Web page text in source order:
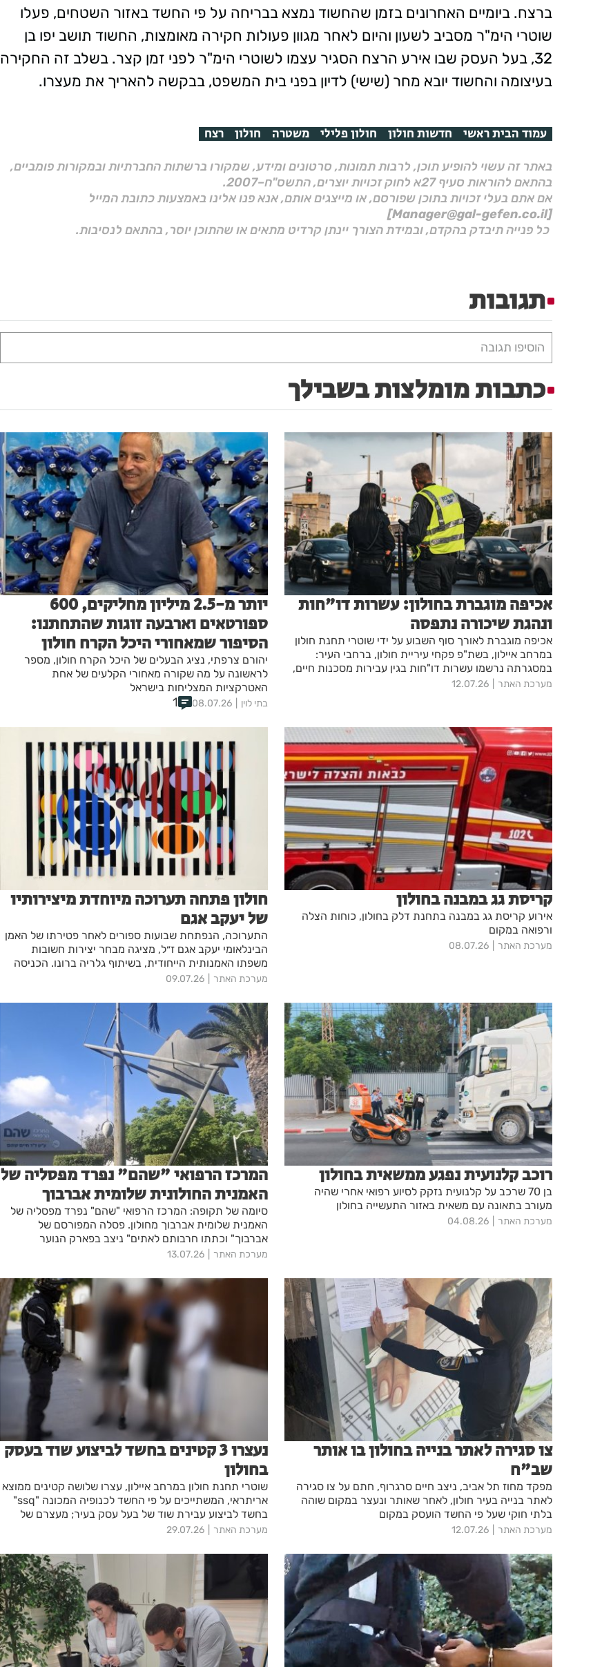
ברצח. ביומיים האחרונים בזמן שהחשוד נמצא בבריחה על פי החשד באזור השטחים, פעלו
שוטרי הימ"ר מסביב לשעון והיום לאחר מגוון פעולות חקירה מאומצות, החשוד תושב יפו בן
32, בעל העסק שבו אירע הרצח הסגיר עצמו לשוטרי הימ"ר לפני זמן קצר. בשלב זה החקירה
בעיצומה והחשוד יובא מחר (שישי) לדיון בפני בית המשפט, בבקשה להאריך את מעצרו.
עמוד הבית ראשי חדשות חולון חולון פלילי משטרה חולון רצח
באתר זה עשוי להופיע תוכן, לרבות תמונות, סרטונים ומידע, שמקורו ברשתות החברתיות ובמקורות פומביים,
בהתאם להוראות סעיף 27א לחוק זכויות יוצרים, התשס"ח–2007.
אם אתם בעלי זכויות בתוכן שפורסם, או מייצגים אותם, אנא פנו אלינו באמצעות כתובת המייל
[Manager@gal-gefen.co.il]
כל פנייה תיבדק בהקדם, ובמידת הצורך יינתן קרדיט מתאים או שהתוכן יוסר, בהתאם לנסיבות.
תגובות
הוסיפו תגובה
כתבות מומלצות בשבילך
אכיפה מוגברת בחולון: עשרות דו"חות
ונהגת שיכורה נתפסה
אכיפה מוגברת לאורך סוף השבוע על ידי שוטרי תחנת חולון
במרחב איילון, בשת"פ פקחי עיריית חולון, ברחבי העיר:
במסגרתה נרשמו עשרות דו"חות בגין עבירות מסכנות חיים,
ונהגת נתפסה כשהיא נוהגת תחת השפעת אלכוהול – זאת
מערכת האתר 12.07.26
יותר מ-2.5 מיליון מחליקים, 600
ספורטאים וארבעה זוגות שהתחתנו:
הסיפור שמאחורי היכל הקרח חולון
יהורם צרפתי, נציג הבעלים של היכל הקרח חולון, מספר
לראשונה על מה שקורה מאחורי הקלעים של אחת
האטרקציות המצליחות בישראל
בתי לוין 08.07.26
1
קריסת גג במבנה בחולון
אירוע קריסת גג במבנה בתחנת דלק בחולון, כוחות הצלה
ורפואה במקום
מערכת האתר 08.07.26
חולון פתחה תערוכה מיוחדת מיצירותיו
של יעקב אגם
התערוכה, הנפתחת שבועות ספורים לאחר פטירתו של האמן
הבינלאומי יעקב אגם ז״ל, מציגה מבחר יצירות חשובות
משפתו האמנותית הייחודית, בשיתוף גלריה ברונו. הכניסה
לתערוכה חופשית
מערכת האתר 09.07.26
רוכב קלנועית נפגע ממשאית בחולון
בן 70 שרכב על קלנועית נזקק לסיוע רפואי אחרי שהיה
מעורב בתאונה עם משאית באזור התעשייה בחולון
מערכת האתר 04.08.26
המרכז הרפואי "שהם" נפרד מפסליה של
האמנית החולונית שלומית אברבוך
סיומה של תקופה: המרכז הרפואי "שהם" נפרד מפסליה של
האמנית שלומית אברבוך מחולון. פסלה המפורסם של
אברבוך" וכתתו חרבותם לאתים" ניצב בפארק הנוער
הפילבוקס בעיר
מערכת האתר 13.07.26
צו סגירה לאתר בנייה בחולון בו אותר
שב"ח
מפקד מחוז תל אביב, ניצב חיים סרגרוף, חתם על צו סגירה
לאתר בנייה בעיר חולון, לאחר שאותר ונעצר במקום שוהה
בלתי חוקי שעל פי החשד הועסק במקום
מערכת האתר 12.07.26
נעצרו 3 קטינים בחשד לביצוע שוד בעסק
בחולון
שוטרי תחנת חולון במרחב איילון, עצרו שלושה קטינים ממוצא
אריתראי, המשתייכים על פי החשד לכנופיה המכונה "ssq"
בחשד לביצוע עבירת שוד של בעל עסק בעיר; מעצרם של
החשודים הוארך בבית המשפט עד מחר
מערכת האתר 29.07.26